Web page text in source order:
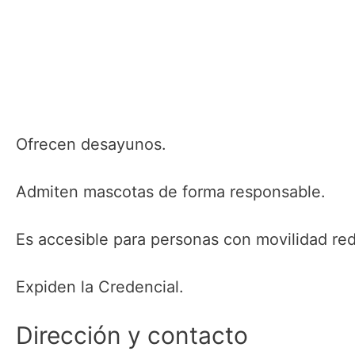
Ofrecen desayunos.
Admiten mascotas de forma responsable.
Es accesible para personas con movilidad
Expiden la Credencial.
Dirección y contacto